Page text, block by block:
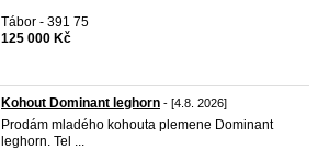
Tábor - 391 75
125 000 Kč
Kohout Dominant leghorn - [4.8. 2026]
Prodám mladého kohouta plemene Dominant
leghorn. Tel ...